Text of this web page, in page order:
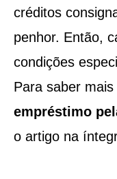
créditos
penhor. Então,
condições
Para saber
empréstimo
o artigo na